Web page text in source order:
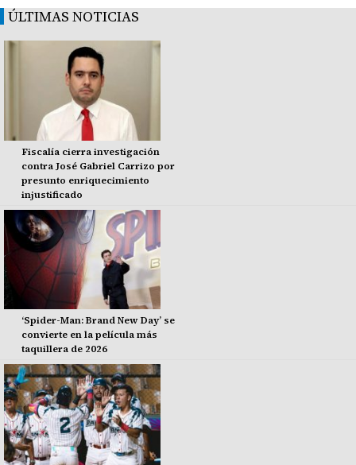
ÚLTIMAS NOTICIAS
Fiscalía cierra investigación
contra José Gabriel Carrizo por
presunto enriquecimiento
injustificado
‘Spider-Man: Brand New Day’ se
convierte en la película más
taquillera de 2026